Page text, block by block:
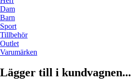
Dam
Barn
Sport
Tillbehör
Outlet
Varumärken
Lägger till i kundvagnen...